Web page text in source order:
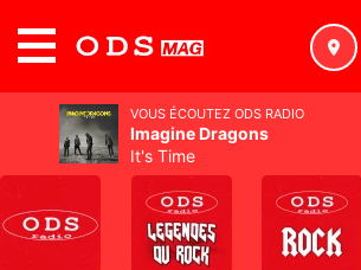
VOUS ÉCOUTEZ ODS RADIO
Imagine Dragons
It's Time